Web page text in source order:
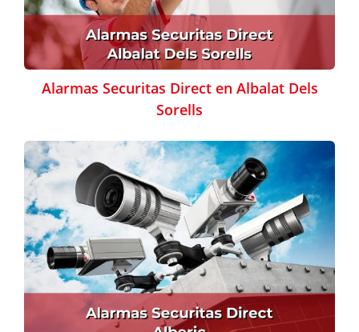
Alarmas Securitas Direct en Albalat Dels
Sorells